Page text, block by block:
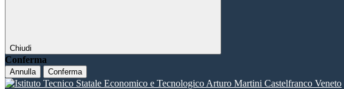
Chiudi
Conferma
Annulla Conferma